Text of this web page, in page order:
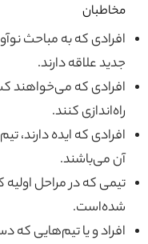
مخاطبان
افرادی که به مباحث
جدید علاقه دارند.
افرادی که می‌خواهند
راه‌اندازی کنند.
افرادی که ایده دارند،
آن می‌باشند.
تیمی که در مراحل
شده‌است.
افراد و یا تیم‌هایی که